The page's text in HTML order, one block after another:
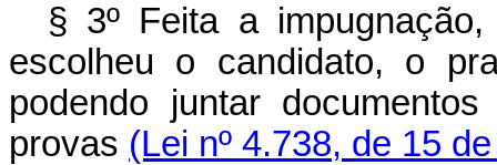
§ 3º Feita a
escolheu o candidato, o
podendo juntar
provas (Lei nº 4.738, de 15